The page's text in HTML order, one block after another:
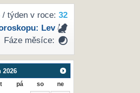
/ týden v roce: 32
Lev
Fáze měsíce:
2026
pá so ne